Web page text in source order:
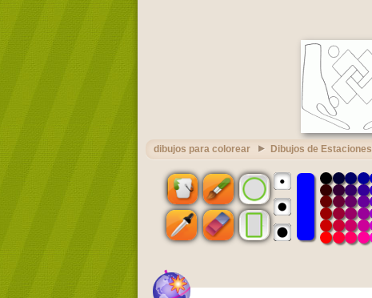
dibujos para colorear Dibujos de Estaciones